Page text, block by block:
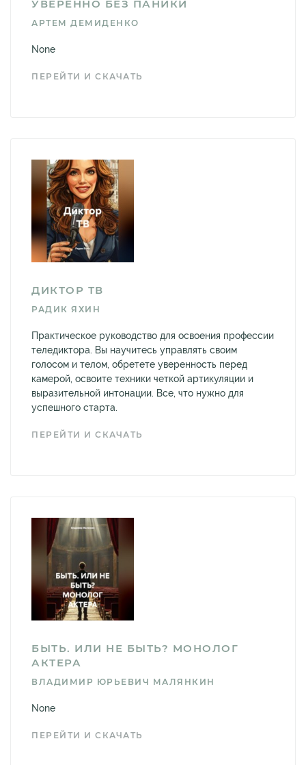
УВЕРЕННО БЕЗ ПАНИКИ
АРТЕМ ДЕМИДЕНКО
None
ПЕРЕЙТИ И СКАЧАТЬ
ДИКТОР ТВ
РАДИК ЯХИН
Практическое руководство для освоения профессии
теледиктора. Вы научитесь управлять своим
голосом и телом, обретете уверенность перед
камерой, освоите техники четкой артикуляции и
выразительной интонации. Все, что нужно для
успешного старта.
ПЕРЕЙТИ И СКАЧАТЬ
БЫТЬ. ИЛИ НЕ БЫТЬ? МОНОЛОГ
АКТЕРА
ВЛАДИМИР ЮРЬЕВИЧ МАЛЯНКИН
None
ПЕРЕЙТИ И СКАЧАТЬ